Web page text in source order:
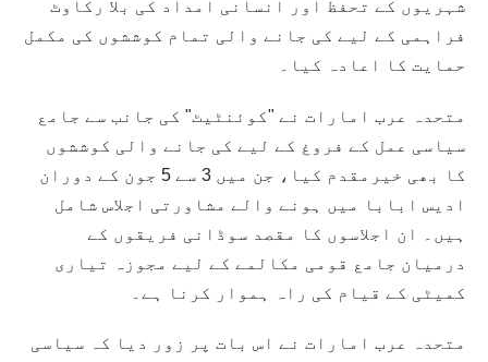
شہریوں کے تحفظ اور انسانی امداد کی بلا رکاوٹ
فراہمی کے لیے کی جانے والی تمام کوششوں کی مکمل
حمایت کا اعادہ کیا۔
متحدہ عرب امارات نے "کوئنٹیٹ" کی جانب سے جامع
سیاسی عمل کے فروغ کے لیے کی جانے والی کوششوں
کا بھی خیرمقدم کیا، جن میں 3 سے 5 جون کے دوران
ادیس ابابا میں ہونے والے مشاورتی اجلاس شامل
ہیں۔ ان اجلاسوں کا مقصد سوڈانی فریقوں کے
درمیان جامع قومی مکالمے کے لیے مجوزہ تیاری
کمیٹی کے قیام کی راہ ہموار کرنا ہے۔
متحدہ عرب امارات نے اس بات پر زور دیا کہ سیاسی